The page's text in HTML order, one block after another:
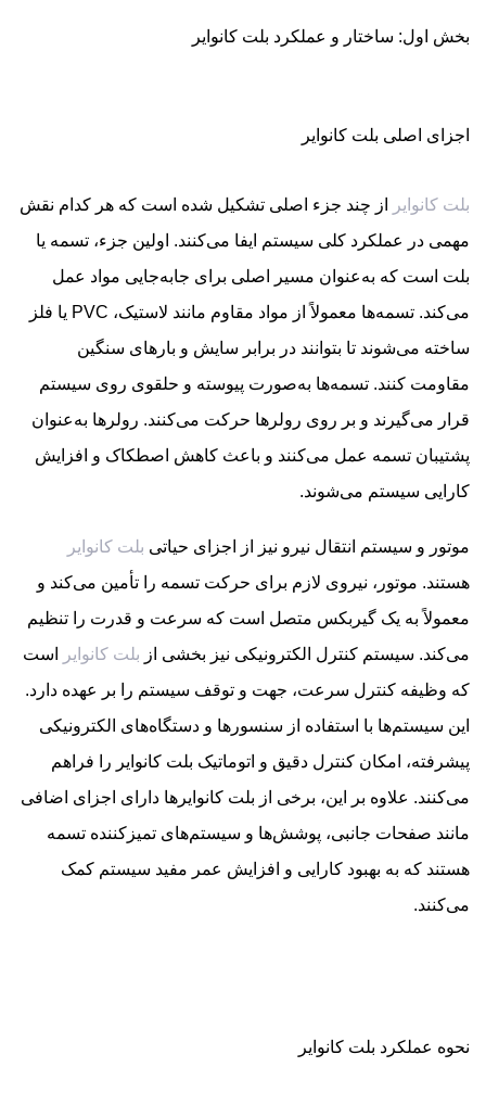
بخش اول: ساختار و عملکرد بلت کانوایر
اجزای اصلی بلت کانوایر
بلت کانوایر
از چند جزء اصلی تشکیل شده است که هر کدام نقش
مهمی در عملکرد کلی سیستم ایفا می‌کنند. اولین جزء، تسمه یا
بلت است که به‌عنوان مسیر اصلی برای جابه‌جایی مواد عمل
می‌کند. تسمه‌ها معمولاً از مواد مقاوم مانند لاستیک، PVC یا فلز
ساخته می‌شوند تا بتوانند در برابر سایش و بارهای سنگین
مقاومت کنند. تسمه‌ها به‌صورت پیوسته و حلقوی روی سیستم
قرار می‌گیرند و بر روی رولرها حرکت می‌کنند. رولرها به‌عنوان
پشتیبان تسمه عمل می‌کنند و باعث کاهش اصطکاک و افزایش
کارایی سیستم می‌شوند.
موتور و سیستم انتقال نیرو نیز از اجزای حیاتی بلت کانوایر
هستند. موتور، نیروی لازم برای حرکت تسمه را تأمین می‌کند و
معمولاً به یک گیربکس متصل است که سرعت و قدرت را تنظیم
می‌کند. سیستم کنترل الکترونیکی نیز بخشی از بلت کانوایر
است
که وظیفه کنترل سرعت، جهت و توقف سیستم را بر عهده دارد.
این سیستم‌ها با استفاده از سنسورها و دستگاه‌های الکترونیکی
پیشرفته، امکان کنترل دقیق و اتوماتیک بلت کانوایر را فراهم
می‌کنند. علاوه بر این، برخی از بلت کانوایرها دارای اجزای اضافی
مانند صفحات جانبی، پوشش‌ها و سیستم‌های تمیزکننده تسمه
هستند که به بهبود کارایی و افزایش عمر مفید سیستم کمک
می‌کنند.
نحوه عملکرد بلت کانوایر